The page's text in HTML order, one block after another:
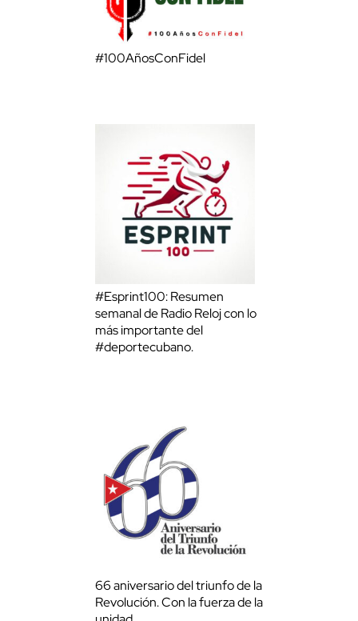
#100AñosConFidel
#Esprint100: Resumen
semanal de Radio Reloj con lo
más importante del
#deportecubano.
66 aniversario del triunfo de la
Revolución. Con la fuerza de la